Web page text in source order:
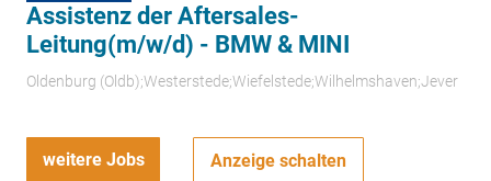
Assistenz der Aftersales-
Leitung(m/w/d) - BMW & MINI
Oldenburg (Oldb);Westerstede;Wiefelstede;Wilhelmshaven;Jever
weitere Jobs Anzeige schalten